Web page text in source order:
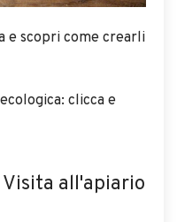
e scopri come crearli
clicca e
Visita all'apiario